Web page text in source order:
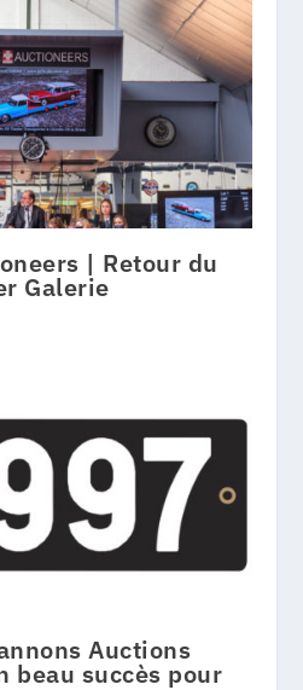
| Retour du
Galerie
Auctions
beau succès pour